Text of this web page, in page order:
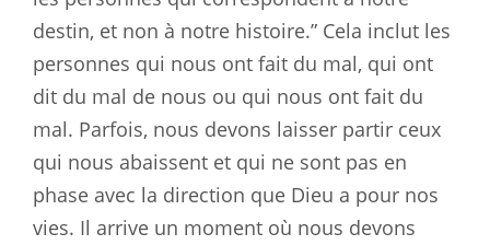
destin, et non à notre histoire.” Cela inclut les
personnes qui nous ont fait du mal, qui ont
dit du mal de nous ou qui nous ont fait du
mal. Parfois, nous devons laisser partir ceux
qui nous abaissent et qui ne sont pas en
phase avec la direction que Dieu a pour nos
vies. Il arrive un moment où nous devons